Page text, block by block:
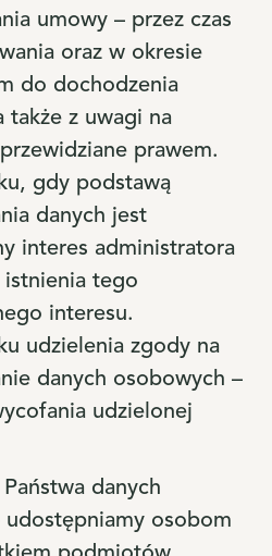
umowy – przez czas
oraz w okresie
do dochodzenia
także z uwagi na
prawem.
gdy podstawą
danych jest
interes administratora
istnienia tego
interesu.
udzielenia zgody na
danych osobowych –
udzielonej
danych
osobom